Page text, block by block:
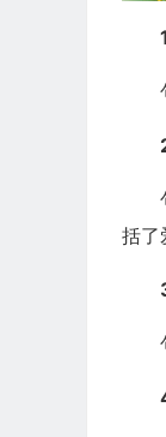
括了